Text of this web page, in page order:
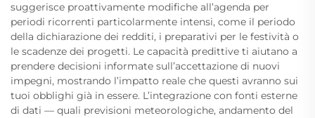
suggerisce proattivamente modifiche all’agenda per
periodi ricorrenti particolarmente intensi, come il periodo
della dichiarazione dei redditi, i preparativi per le festività o
le scadenze dei progetti. Le capacità predittive ti aiutano a
prendere decisioni informate sull’accettazione di nuovi
impegni, mostrando l’impatto reale che questi avranno sui
tuoi obblighi già in essere. L’integrazione con fonti esterne
di dati — quali previsioni meteorologiche, andamento del